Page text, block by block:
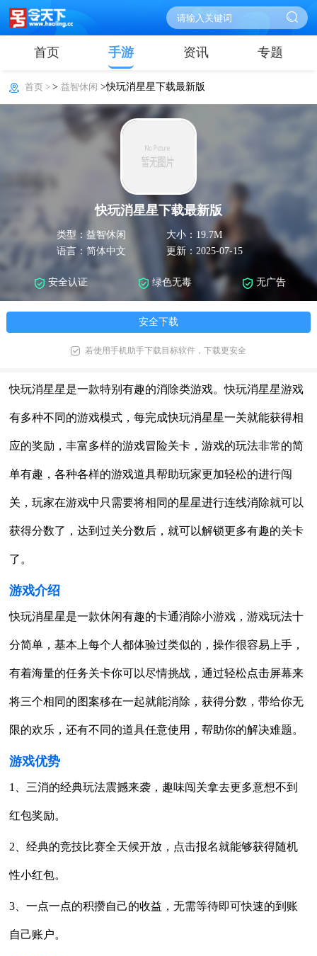
首页 手游 资讯 专题
首页 >>益智休闲 >快玩消星星下载最新版
快玩消星星下载最新版
类型：益智休闲
大小：19.7M
语言：简体中文
更新：2025-07-15
安全认证 绿色无毒 无广告
安全下载
若使用手机助手下载目标软件，下载更安全
快玩消星星是一款特别有趣的消除类游戏。快玩消星星游戏
有多种不同的游戏模式，每完成快玩消星星一关就能获得相
应的奖励，丰富多样的游戏冒险关卡，游戏的玩法非常的简
单有趣，各种各样的游戏道具帮助玩家更加轻松的进行闯
关，玩家在游戏中只需要将相同的星星进行连线消除就可以
获得分数了，达到过关分数后，就可以解锁更多有趣的关卡
了。
游戏介绍
快玩消星星是一款休闲有趣的卡通消除小游戏，游戏玩法十
分简单，基本上每个人都体验过类似的，操作很容易上手，
有着海量的任务关卡你可以尽情挑战，通过轻松点击屏幕来
将三个相同的图案移在一起就能消除，获得分数，带给你无
限的欢乐，还有不同的道具任意使用，帮助你的解决难题。
游戏优势
1、三消的经典玩法震撼来袭，趣味闯关拿去更多意想不到
红包奖励。
2、经典的竞技比赛全天候开放，点击报名就能够获得随机
性小红包。
3、一点一点的积攒自己的收益，无需等待即可快速的到账
自己账户。